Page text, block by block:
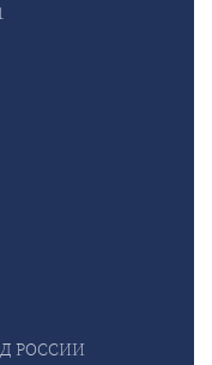
РОССИИ